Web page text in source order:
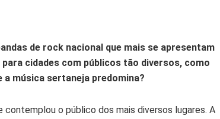
de rock nacional que mais se apresentam
cidades com públicos tão diversos, como
a música sertaneja predomina?
contemplou o público dos mais diversos lugares. A